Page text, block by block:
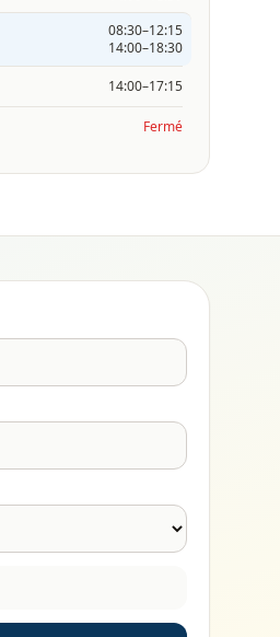
08:30–12:15
14:00–18:30
14:00–17:15
Fermé